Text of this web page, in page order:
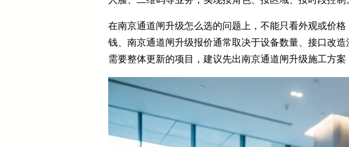
在南京通道闸升级怎么选的问题上，不能只看外观或价
钱、南京通道闸升级报价通常取决于设备数量、接口改
需要整体更新的项目，建议先出南京通道闸升级施工方